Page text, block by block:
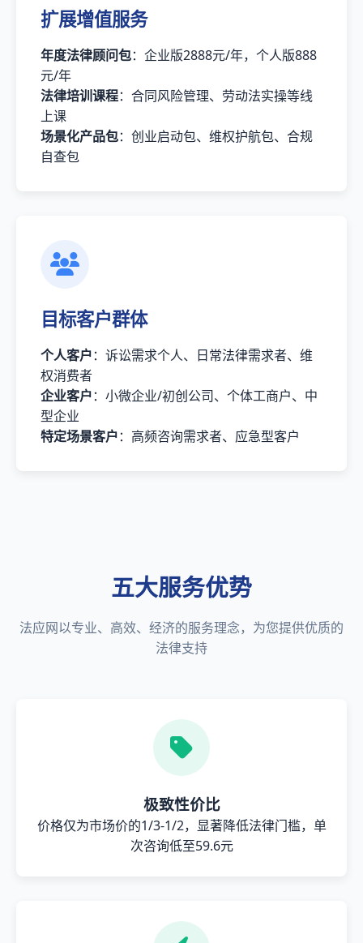
扩展增值服务
年度法律顾问包：企业版2888元/年，个人版888
元/年
法律培训课程：合同风险管理、劳动法实操等线
上课
场景化产品包：创业启动包、维权护航包、合规
自查包
目标客户群体
个人客户：诉讼需求个人、日常法律需求者、维
权消费者
企业客户：小微企业/初创公司、个体工商户、中
型企业
特定场景客户：高频咨询需求者、应急型客户
五大服务优势
法应网以专业、高效、经济的服务理念，为您提供优质的
法律支持
极致性价比
价格仅为市场价的1/3-1/2，显著降低法律门槛，单
次咨询低至59.6元